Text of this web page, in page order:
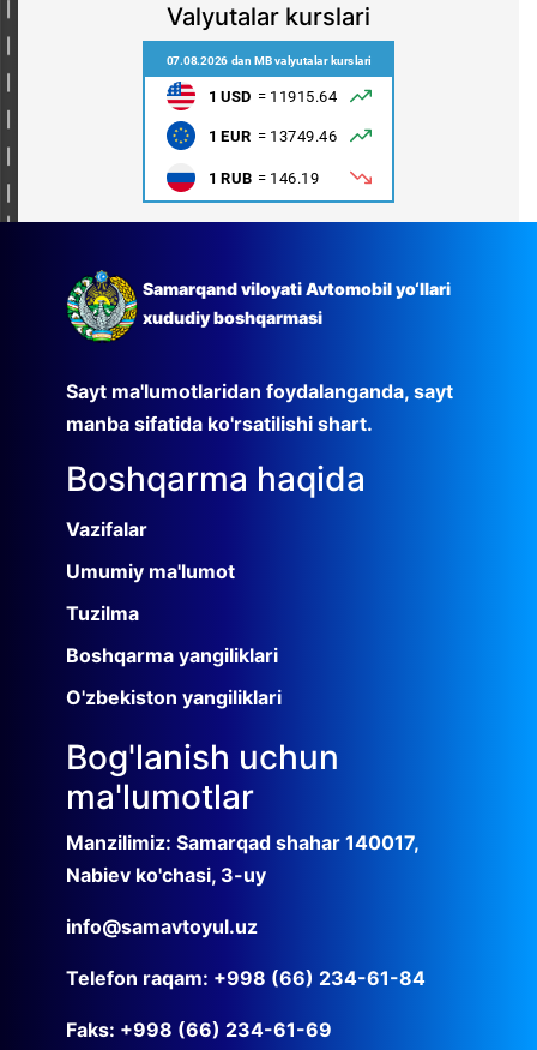
Valyutalar kurslari
Samarqand viloyati Avtomobil yo‘llari
xududiy boshqarmasi
Sayt ma'lumotlaridan foydalanganda, sayt
manba sifatida ko'rsatilishi shart.
Boshqarma haqida
Vazifalar
Umumiy ma'lumot
Tuzilma
Boshqarma yangiliklari
O'zbekiston yangiliklari
Bog'lanish uchun
ma'lumotlar
Manzilimiz: Samarqad shahar 140017,
Nabiev ko'chasi, 3-uy
info@samavtoyul.uz
Telefon raqam: +998 (66) 234-61-84
Faks: +998 (66) 234-61-69